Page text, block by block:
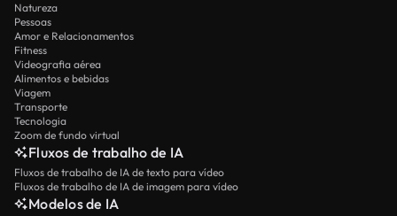
Natureza
Pessoas
Amor e Relacionamentos
Fitness
Videografia aérea
Alimentos e bebidas
Viagem
Transporte
Tecnologia
Zoom de fundo virtual
Fluxos de trabalho de IA
Fluxos de trabalho de IA de texto para vídeo
Fluxos de trabalho de IA de imagem para vídeo
Modelos de IA